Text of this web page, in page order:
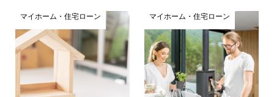
マイホーム・住宅ローン マイホーム・住宅ローン